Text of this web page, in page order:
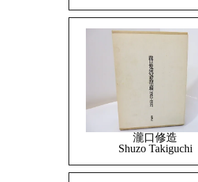
瀧口修造
Shuzo Takiguchi